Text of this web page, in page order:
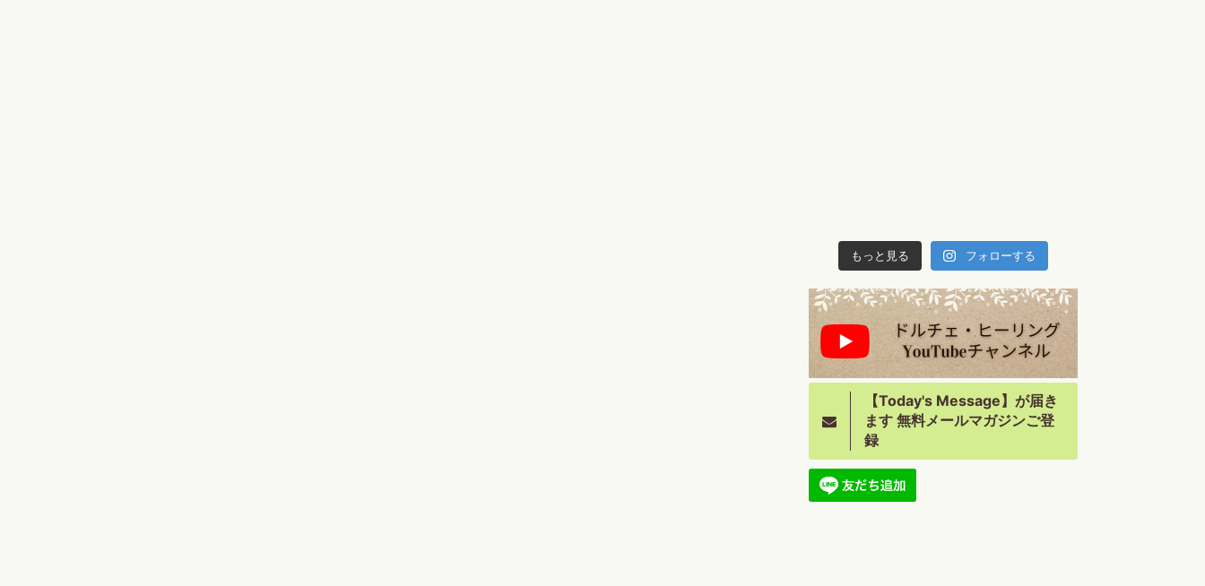
もっと見る フォローする
【Today's Message】が届き
ます 無料メールマガジンご登
録